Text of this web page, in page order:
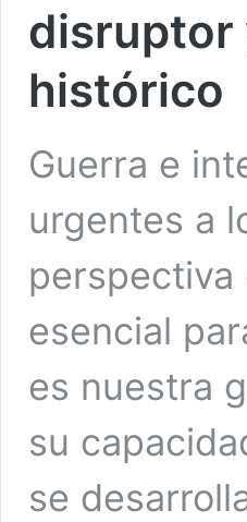
disruptor
histórico
Guerra e
urgentes a
perspectiva
esencial
es nuestra
su
se